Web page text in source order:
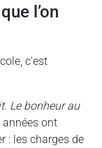
l’on
c’est
Le bonheur au
ont
: les charges de